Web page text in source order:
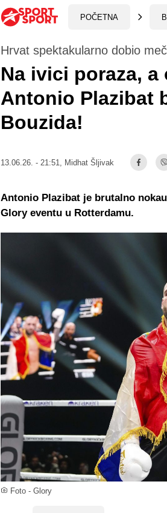
POČETNA
Foto - Glory
Hrvat spektakularno dobio meč
Na ivici poraza,
Antonio Plazibat
Bouzida!
13.06.26. - 21:51, Midhat Šljivak
Antonio Plazibat je brutalno
Glory eventu u Rotterdamu.